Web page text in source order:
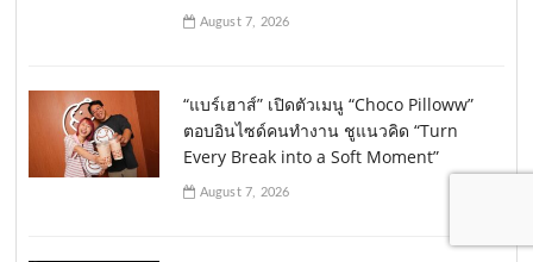
August 7, 2026
“แบร์เฮาส์” เปิดตัวเมนู “Choco Pilloww”
ตอบอินไซด์คนทำงาน ชูแนวคิด “Turn
Every Break into a Soft Moment”
August 7, 2026